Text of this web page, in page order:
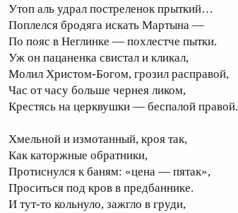
Утоп аль удрал постреленок прыткий…
Поплелся бродяга искать Мартына —
По пояс в Неглинке — похлестче пытки.
Уж он пацаненка свистал и кликал,
Молил Христом-Богом, грозил расправой,
Час от часу больше чернея ликом,
Крестясь на церквушки — беспалой правой.
Хмельной и измотанный, кроя так,
Как каторжные обратники,
Протиснулся к баням: «цена — пятак»,
Проситься под кров в предбаннике.
И тут-то кольнуло, зажгло в груди,